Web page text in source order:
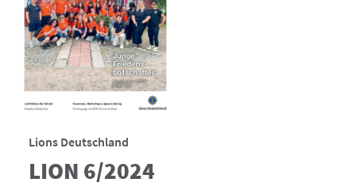
Lions Deutschland
LION 6/2024